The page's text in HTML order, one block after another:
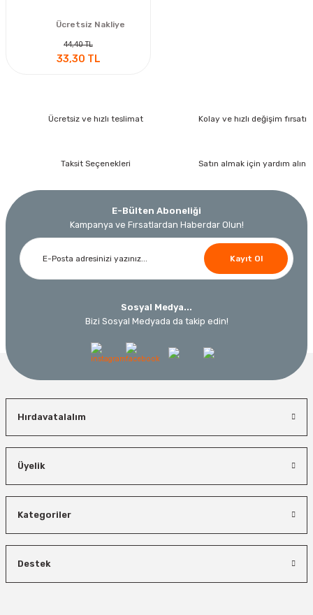
Ücretsiz Nakliye
44,40 TL
33,30 TL
Ücretsiz ve hızlı teslimat Kolay ve hızlı değişim fırsatı
Taksit Seçenekleri Satın almak için yardım alın
E-Bülten Aboneliği
Kampanya ve Fırsatlardan Haberdar Olun!
Kayıt Ol
Sosyal Medya...
Bizi Sosyal Medyada da takip edin!
Hırdavatalalım
Üyelik
Kategoriler
Destek